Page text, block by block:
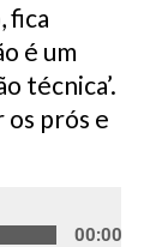
fica
é um
técnica’.
os prós e
00:00